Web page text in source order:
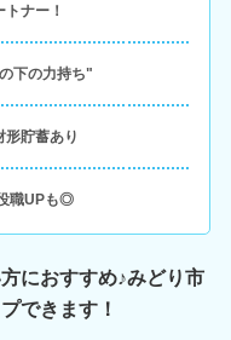
ナー！
下の力持ち"
形貯蓄あり
職UPも◎
におすすめ♪みどり市
できます！